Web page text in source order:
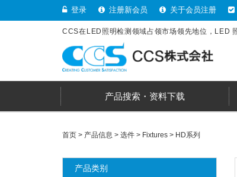
登录 注册新会员 关于会员注册
CCS在LED照明检测领域占领市场领先地位，LED
产品搜索・资料下载
首页 > 产品信息 > 选件 > Fixtures > HD系列
产品类别